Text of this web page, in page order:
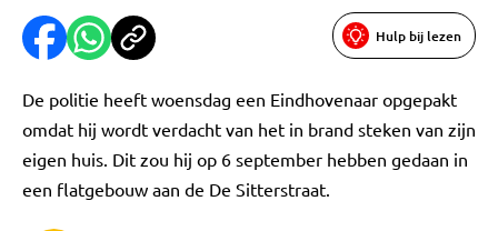
Hulp bij lezen
De politie heeft woensdag een Eindhovenaar opgepakt
omdat hij wordt verdacht van het in brand steken van zijn
eigen huis. Dit zou hij op 6 september hebben gedaan in
een flatgebouw aan de De Sitterstraat.